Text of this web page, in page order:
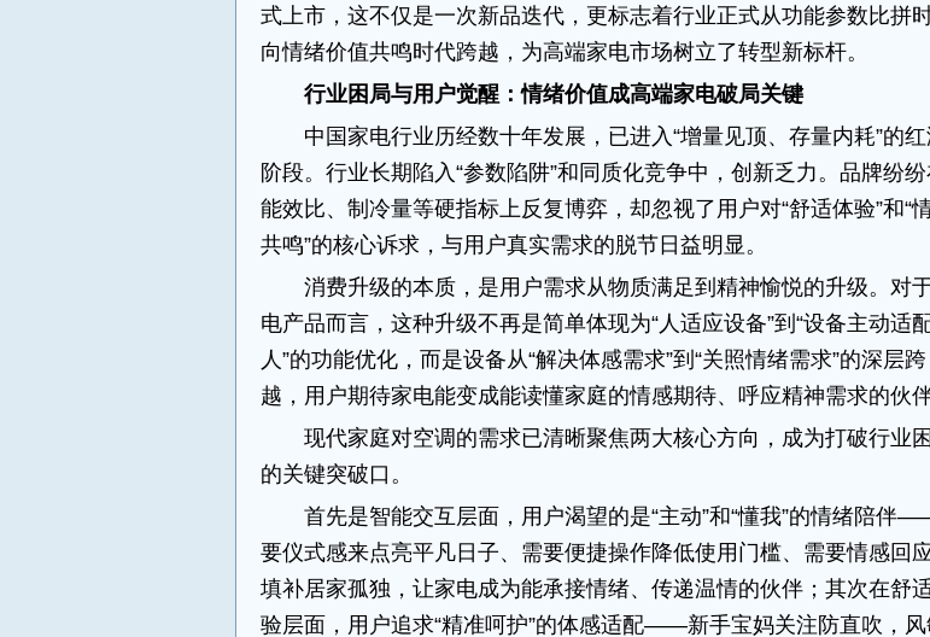
式上市，这不仅是一次新品迭代，更标志着行业正式从功能参数比拼
向情绪价值共鸣时代跨越，为高端家电市场树立了转型新标杆。
行业困局与用户觉醒：情绪价值成高端家电破局关键
中国家电行业历经数十年发展，已进入“增量见顶、存量内耗”的
阶段。行业长期陷入“参数陷阱”和同质化竞争中，创新乏力。品牌纷纷
能效比、制冷量等硬指标上反复博弈，却忽视了用户对“舒适体验”和“
共鸣”的核心诉求，与用户真实需求的脱节日益明显。
消费升级的本质，是用户需求从物质满足到精神愉悦的升级。对
电产品而言，这种升级不再是简单体现为“人适应设备”到“设备主动适
人”的功能优化，而是设备从“解决体感需求”到“关照情绪需求”的深层跨
越，用户期待家电能变成能读懂家庭的情感期待、呼应精神需求的伙伴
现代家庭对空调的需求已清晰聚焦两大核心方向，成为打破行业
的关键突破口。
首先是智能交互层面，用户渴望的是“主动”和“懂我”的情绪陪伴
要仪式感来点亮平凡日子、需要便捷操作降低使用门槛、需要情感回
填补居家孤独，让家电成为能承接情绪、传递温情的伙伴；其次在舒
验层面，用户追求“精准呵护”的体感适配——新手宝妈关注防直吹，风